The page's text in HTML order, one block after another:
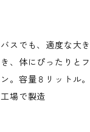
スでも、適度な大
、体にぴったりと
。容量８リットル
場で製造